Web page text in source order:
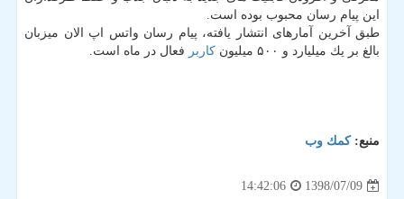
این پیام رسان محبوب بوده است.
طبق آخرین آمارهای انتشار یافته، پیام رسان واتس اپ الان میزبان
بالغ بر یك میلیارد و ۵۰۰ میلیون
كاربر فعال در ماه است.
منبع:كمك وب
1398/07/09
14:42:06